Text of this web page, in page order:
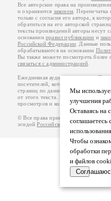
Мы
улучшения
Оставаясь на
соглашаетесь
Чтобы
обработки
и файлов
Все авторские права на
и охраняются законом .
только с согласия его автора, к
обратиться на его авторской
тексты произведений авторы несут
основанииправил публикации и
Российской Федерации . Данные
обрабатываются на основании
Вы также можете посмотреть более
связаться с администрацией
Ежедневная аудитория портала
посетителей, которые в общей
страниц по данным счетчика
от этого текста. В каждой графе
просмотров и количество
© Все права принадлежат авторам,
эгидойРоссийского союза писателей